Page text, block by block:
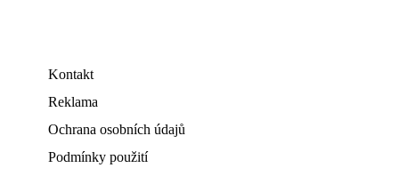
Kontakt
Reklama
Ochrana osobních údajů
Podmínky použití